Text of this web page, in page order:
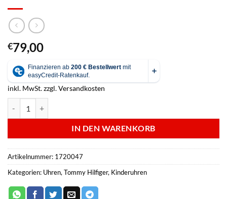
€79,00
inkl. MwSt.zzgl.Versandkosten
IN DEN WARENKORB
Artikelnummer: 1720047
Kategorien: Uhren,Tommy Hilfiger, Kinderuhren